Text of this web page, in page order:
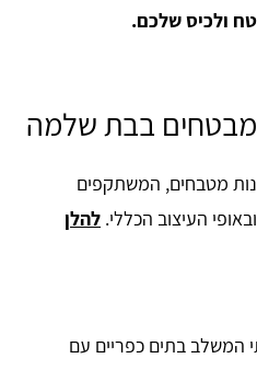
ולכיס שלכם.
מבטחים בבת שלמה
מטבחים, המשתקפים
העיצוב הכללי. להלן
המשלב בתים כפריים עם